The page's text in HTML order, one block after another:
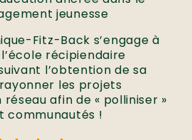
jeunesse
Fitz-Back s’engage à
l’école récipiendaire
l’obtentiondesa
les projets
afin de « polliniser »
communautés !